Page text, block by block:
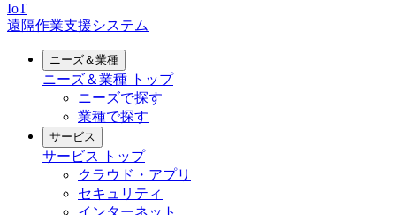
IoT
遠隔作業支援システム
ニーズ＆業種
ニーズ＆業種 トップ
ニーズで探す
業種で探す
サービス
サービス
トップ
クラウド・アプリ
セキュリティ